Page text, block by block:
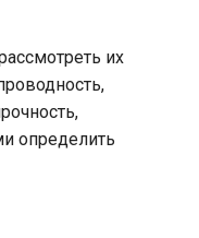
их
определить